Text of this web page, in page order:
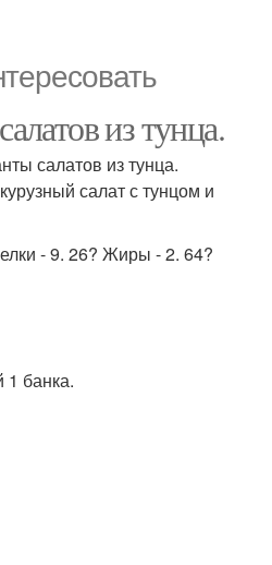
из тунца.
салатов из тунца.
салат с тунцом и
- 9. 26? Жиры - 2. 64?
1 банка.